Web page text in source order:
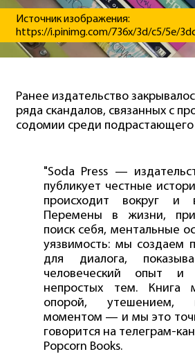
Источник изображения:
https://i.pinimg.com/736x/3d/c5/5e/
Ранее издательство
ряда скандалов, связанных с
содомии среди подрастающего
"Soda Press —
публикует честные
происходит вокруг и
Перемены в жизни,
поиск себя, ментальные
уязвимость: мы создаем
для диалога,
человеческий опыт
непростых тем. Книга
опорой, утешением,
моментом — и мы это
говорится на телеграм-
Popcorn Books.